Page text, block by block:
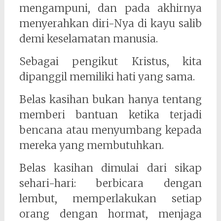
mengampuni, dan pada akhirnya
menyerahkan diri-Nya di kayu salib
demi keselamatan manusia.
Sebagai pengikut Kristus, kita
dipanggil memiliki hati yang sama.
Belas kasihan bukan hanya tentang
memberi bantuan ketika terjadi
bencana atau menyumbang kepada
mereka yang membutuhkan.
Belas kasihan dimulai dari sikap
sehari-hari: berbicara dengan
lembut, memperlakukan setiap
orang dengan hormat, menjaga